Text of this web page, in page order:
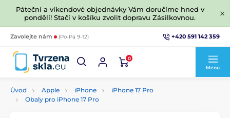
Páteční a víkendové objednávky Vám doručíme hned v
pondělí! Stačí v košíku zvolit dopravu Zásilkovnou.
Zavolejte nám (Po-Pá 9-12) +420 591 142 359
0
Menu
Úvod Apple iPhone
iPhone 17 Pro
Obaly pro iPhone 17 Pro